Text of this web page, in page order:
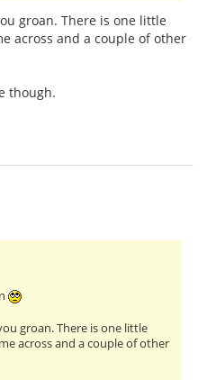
groan. There is one little
across and a couple of other
though.
groan. There is one little
across and a couple of other